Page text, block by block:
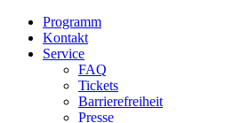
Programm
Kontakt
Service
FAQ
Tickets
Barrierefreiheit
Presse